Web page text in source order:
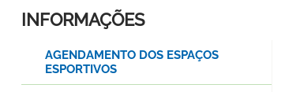
INFORMAÇÕES
AGENDAMENTO DOS ESPAÇOS
ESPORTIVOS